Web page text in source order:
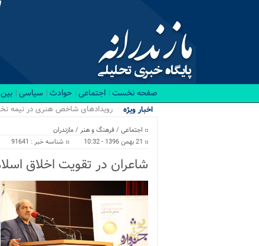
صفحه نخست اجتماعی حوادث سیاسی
اخبار ویژه رویدادهای شاخص هنری در نیمه نخست
اجتماعی /فرهنگ و هنر / مازندران
21 بهمن 1396 - 10:32
شناسه خبر : 91641
شاعران در تقویت اخلاق